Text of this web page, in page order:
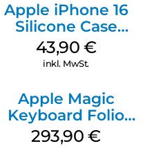
Apple iPhone 16
Silicone Case
MagSafe Plum
43,90 €
inkl. MwSt.
Apple Magic
Keyboard Folio
iPad 10.9″ (10.Gen.)
293,90€